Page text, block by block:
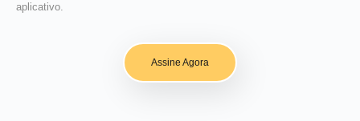
aplicativo.
Assine Agora